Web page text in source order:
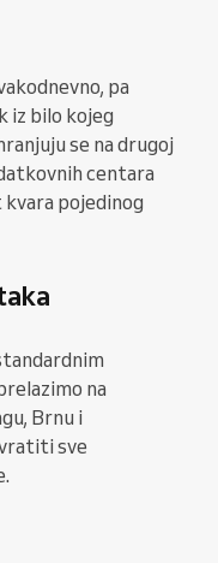
pa
iz bilo kojeg
se na drugoj
centara
pojedinog
na
Brnu i
sve